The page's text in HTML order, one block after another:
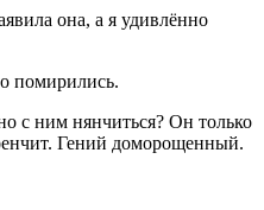
она, а я удивлённо
помирились.
с ним нянчиться? Он только
Гений доморощенный.